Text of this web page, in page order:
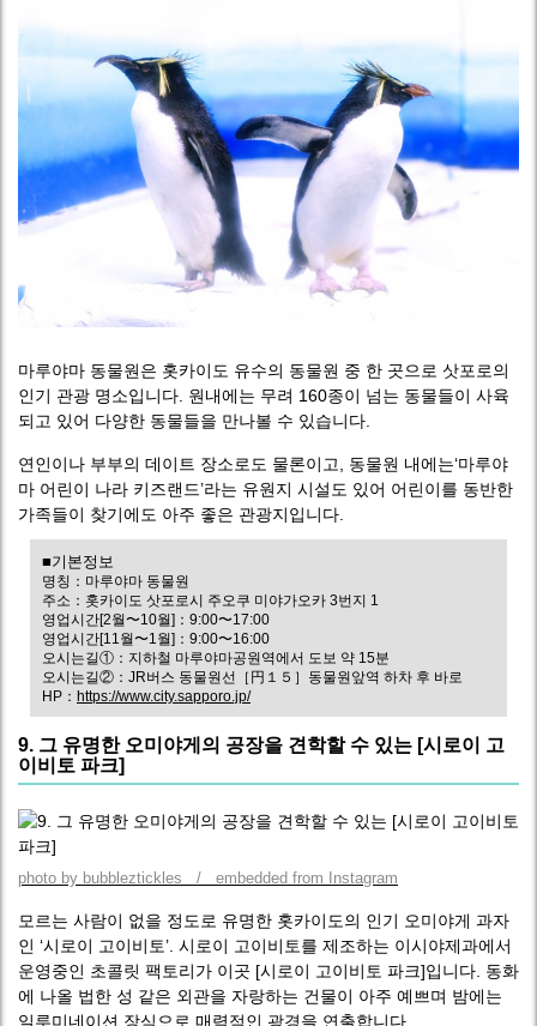
마루야마 동물원은 홋카이도 유수의 동물원 중 한 곳으로 삿포로의
인기 관광 명소입니다. 원내에는 무려 160종이 넘는 동물들이 사육
되고 있어 다양한 동물들을 만나볼 수 있습니다.
연인이나 부부의 데이트 장소로도 물론이고, 동물원 내에는‘마루야
마 어린이 나라 키즈랜드’라는 유원지 시설도 있어 어린이를 동반한
가족들이 찾기에도 아주 좋은 관광지입니다.
■기본정보
명칭：마루야마 동물원
주소：홋카이도 삿포로시 주오쿠 미야가오카 3번지 1
영업시간[2월〜10월]：9:00〜17:00
영업시간[11월〜1월]：9:00〜16:00
오시는길①：지하철 마루야마공원역에서 도보 약 15분
오시는길②：JR버스 동물원선［円１５］동물원앞역 하차 후 바로
HP： https://www.city.sapporo.jp/
9. 그 유명한 오미야게의 공장을 견학할 수 있는 [시로이 고
이비토 파크]
photo by bubbleztickles / embedded from Instagram
모르는 사람이 없을 정도로 유명한 홋카이도의 인기 오미야게 과자
인 ‘시로이 고이비토’. 시로이 고이비토를 제조하는 이시야제과에서
운영중인 초콜릿 팩토리가 이곳 [시로이 고이비토 파크]입니다. 동화
에 나올 법한 성 같은 외관을 자랑하는 건물이 아주 예쁘며 밤에는
일루미네이션 장식으로 매력적인 광경을 연출합니다.